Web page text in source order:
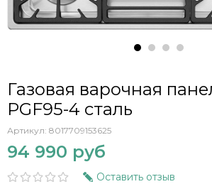
Газовая варочная
PGF95-4 сталь
Артикул: 8017709153625
94 990 руб
Оставить отзыв